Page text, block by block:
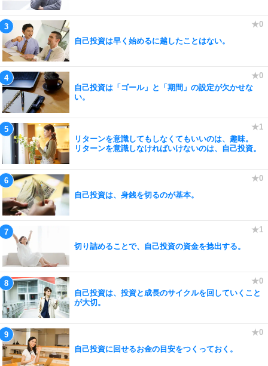
自己投資は早く始めるに越したことはない。
自己投資は「ゴール」と「期間」の設定が欠かせな
い。
リターンを意識してもしなくてもいいのは、趣味。
リターンを意識しなければいけないのは、自己投資。
自己投資は、身銭を切るのが基本。
切り詰めることで、自己投資の資金を捻出する。
自己投資は、投資と成長のサイクルを回していくこと
が大切。
自己投資に回せるお金の目安をつくっておく。